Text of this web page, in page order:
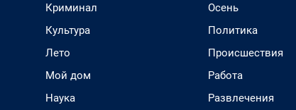
Криминал
Культура
Лето
Мой дом
Наука
Осень
Политика
Происшествия
Работа
Развлечения